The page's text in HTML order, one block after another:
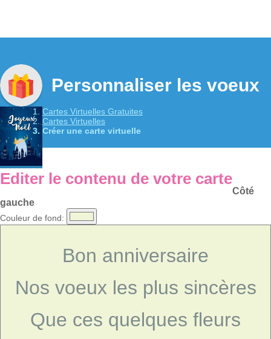
Personnaliser les voeux
Cartes Virtuelles Gratuites
Cartes Virtuelles
Créer une carte virtuelle
Editer le contenu de votre carte
Côté
gauche
Couleur de fond:
Bon anniversaire
Nos voeux les plus sincères
Que ces quelques fleurs